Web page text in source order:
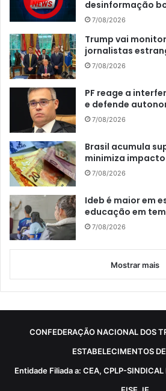
desinformação
7/08/2026
Trump vai
jornalistas
7/08/2026
PF reage a
e defende
7/08/2026
Brasil acumula
minimiza impacto
7/08/2026
Ideb é maior em
educação em
7/08/2026
Mostrar mais
CONFEDERAÇÃO NACIONAL DOS
ESTABELECIMENTOS
Entidade Filiada a: CEA, CPLP-SINDICAL